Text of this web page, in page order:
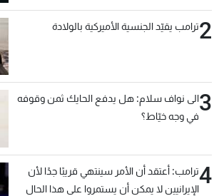
2ترامب يقيّد الجنسية الأميركية بالولادة
3الى نواف سلام: هل يدفع الحايك ثمن وقوفه
في وجه خيّاط؟
4ترامب: أعتقد أن الأمر سينتهي قريبًا جدًا لأن
الإيرانيين لا يمكن أن يستمروا على هذا الحال